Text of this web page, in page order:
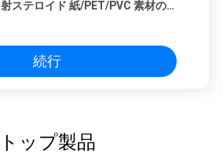
射ステロイド 紙/PET/PVC 素材の錠
続行
トップ製品